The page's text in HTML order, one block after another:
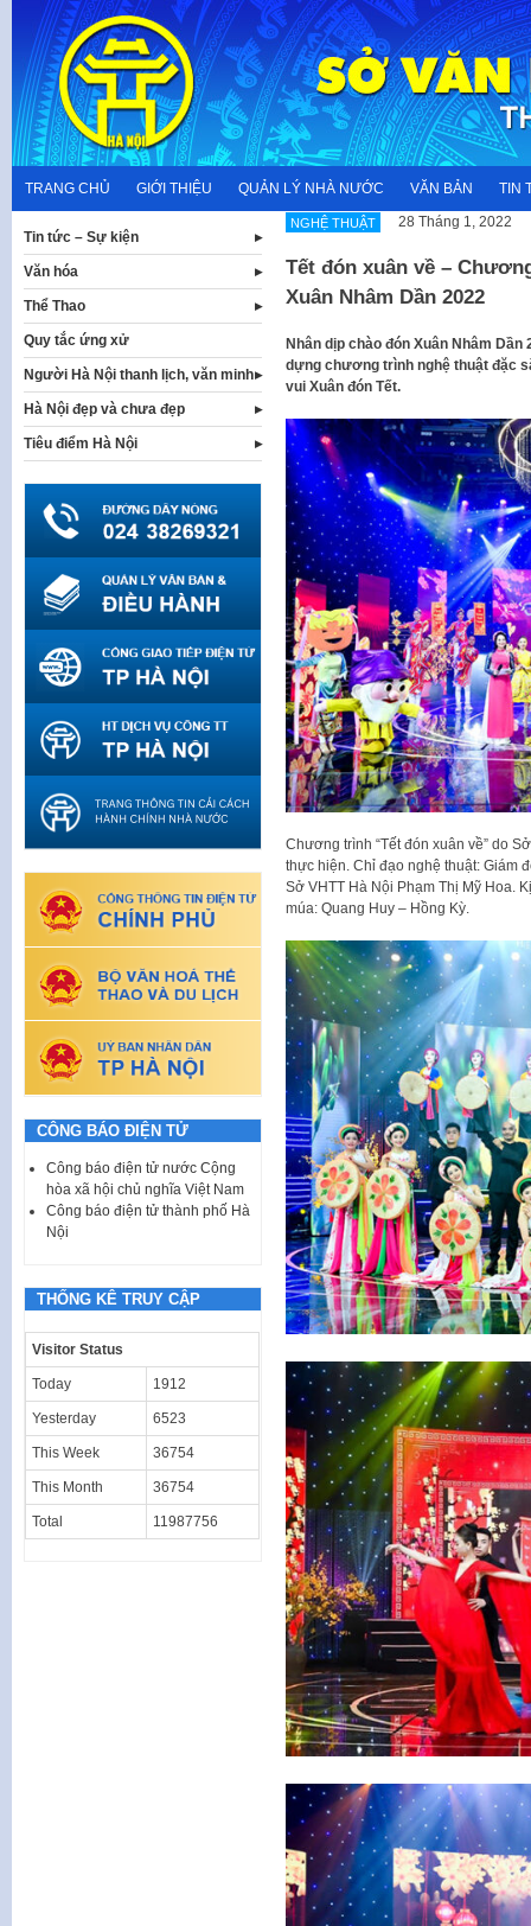
content
TRANG CHỦ GIỚI THIỆU QUẢN LÝ NHÀ NƯỚC VĂN BẢN TIN
NGHỆ THUẬT 28 Tháng 1, 2022
Tết đón xuân về –
Xuân Nhâm Dần 2022
Nhân dịp chào đón Xuân Nhâm
dựng chương trình nghệ thuật đặc
vui Xuân đón Tết.
Chương trình “Tết đón xuân về” do
thực hiện. Chỉ đạo nghệ thuật: Giám
Sở VHTT Hà Nội Phạm Thị Mỹ Hoa.
múa: Quang Huy – Hồng Kỳ.
Tin tức – Sự kiện
Văn hóa
Thể Thao
Quy tắc ứng xử
Người Hà Nội thanh lịch, văn minh
Hà Nội đẹp và chưa đẹp
Tiêu điểm Hà Nội
CÔNG BÁO ĐIỆN TỬ
Công báo điện tử nước Cộng
hòa xã hội chủ nghĩa Việt Nam
Công báo điện tử thành phố Hà
Nội
THỐNG KÊ TRUY CẬP
Visitor Status
Today 1912
Yesterday 6523
This Week 36754
This Month 36754
Total 11987756